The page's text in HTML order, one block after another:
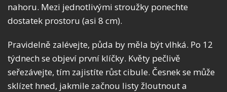
nahoru. Mezi jednotlivými stroužky ponechte
dostatek prostoru (asi 8 cm).
Pravidelně zalévejte, půda by měla být vlhká. Po 12
týdnech se objeví první klíčky. Květy pečlivě
seřezávejte, tím zajistíte růst cibule. Česnek se může
sklízet hned, jakmile začnou listy žloutnout a